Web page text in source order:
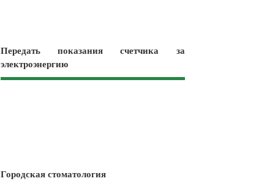
Передать показания счетчика за
электроэнергию
Городская стоматология